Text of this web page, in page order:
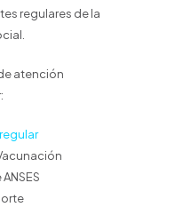
regulares de la
atención